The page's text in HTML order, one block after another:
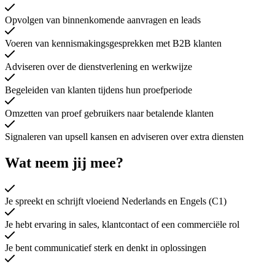
Opvolgen van binnenkomende aanvragen en leads
Voeren van kennismakingsgesprekken met B2B klanten
Adviseren over de dienstverlening en werkwijze
Begeleiden van klanten tijdens hun proefperiode
Omzetten van proef gebruikers naar betalende klanten
Signaleren van upsell kansen en adviseren over extra diensten
Wat neem jij mee?
Je spreekt en schrijft vloeiend Nederlands en Engels (C1)
Je hebt ervaring in sales, klantcontact of een commerciële rol
Je bent communicatief sterk en denkt in oplossingen